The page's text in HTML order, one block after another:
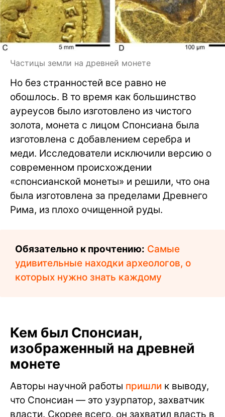
Частицы земли на древней монете
Но без странностей все равно не
обошлось. В то время как большинство
ауреусов было изготовлено из чистого
золота, монета с лицом Спонсиана была
изготовлена с добавлением серебра и
меди. Исследователи исключили версию о
современном происхождении
«спонсианской монеты» и решили, что она
была изготовлена за пределами Древнего
Рима, из плохо очищенной руды.
Обязательно к прочтению: Самые
удивительные находки археологов, о
которых нужно знать каждому
Кем был Спонсиан,
изображенный на древней
монете
Авторы научной работы пришли к выводу,
что Спонсиан — это узурпатор, захватчик
власти. Скорее всего, он захватил власть в